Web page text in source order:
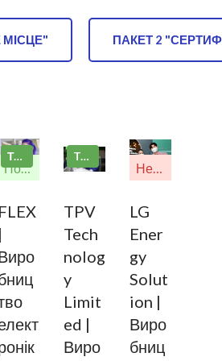
ПАКЕТ 2
Топ продажів
Попередня реєстрація
FLEX
|
TOP
TPV
Tech
nolog
y
Limit
ed |
Виро
LG
Ener
gy
Solut
ion |
Виро
бниц